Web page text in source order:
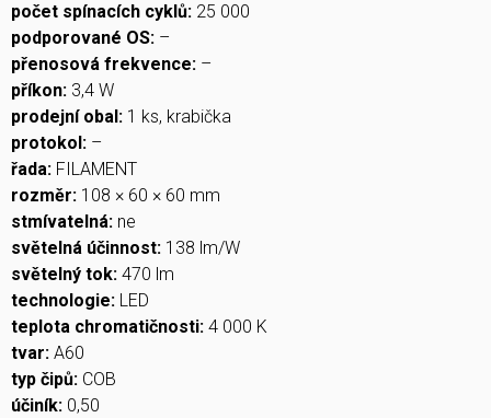
počet spínacích cyklů: 25 000
podporované OS: –
přenosová frekvence: –
příkon: 3,4 W
prodejní obal: 1 ks, krabička
protokol: –
řada: FILAMENT
rozměr: 108 × 60 × 60 mm
stmívatelná: ne
světelná účinnost: 138 lm/W
světelný tok: 470 lm
technologie: LED
teplota chromatičnosti: 4 000 K
tvar: A60
typ čipů: COB
účiník: 0,50